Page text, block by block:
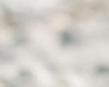
Créez quelque
son prénom,
Sans